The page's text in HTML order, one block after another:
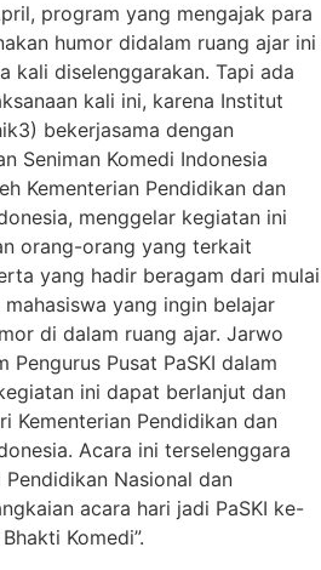
program yang mengajak para
humor didalam ruang ajar ini
kali diselenggarakan. Tapi ada
kali ini, karena Institut
bekerjasama dengan
Seniman Komedi Indonesia
Kementerian Pendidikan dan
menggelar kegiatan ini
orang-orang yang terkait
yang hadir beragam dari mulai
yang ingin belajar
di dalam ruang ajar. Jarwo
Pengurus Pusat PaSKI dalam
ini dapat berlanjut dan
Kementerian Pendidikan dan
Acara ini terselenggara
Nasional dan
acara hari jadi PaSKI ke-
Komedi”.